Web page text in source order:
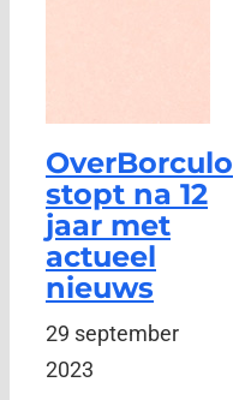
OverBorculo
stopt na 12
jaar met
actueel
nieuws
29 september
2023